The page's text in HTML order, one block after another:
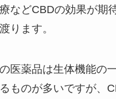
などCBDの効果が期
ります。
医薬品は生体機能の
ものが多いですが、